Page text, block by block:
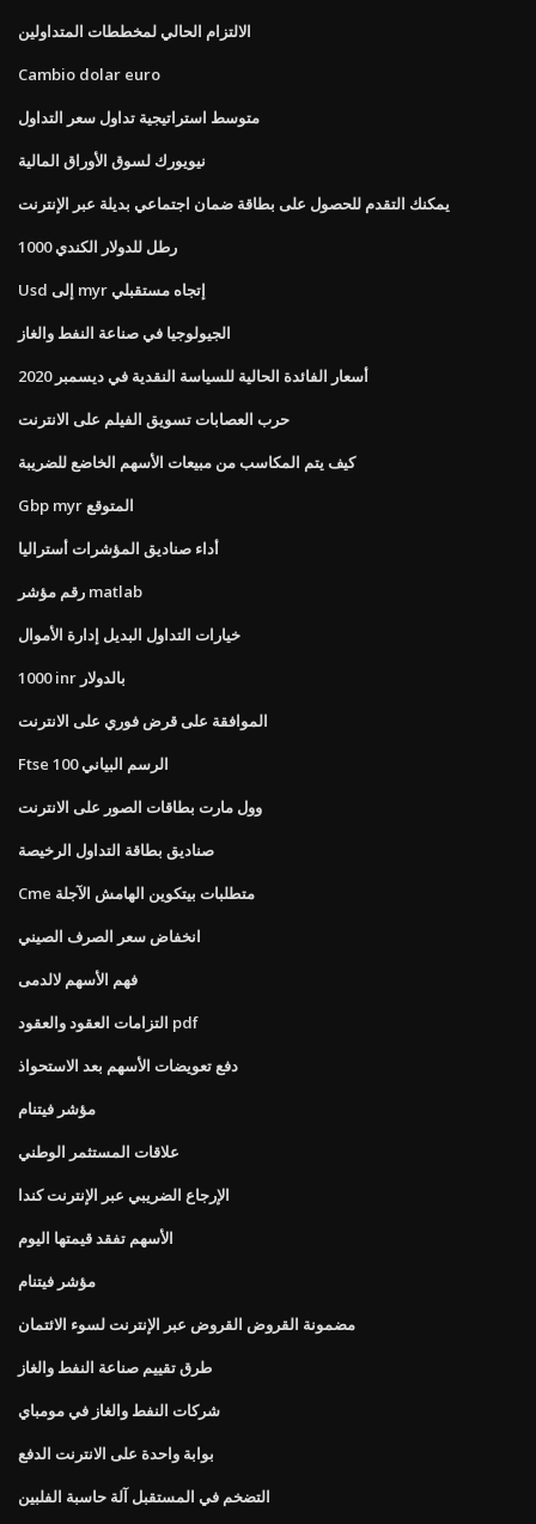
الالتزام الحالي لمخططات المتداولين
Cambio dolar euro
متوسط ​​استراتيجية تداول سعر التداول
نيويورك لسوق الأوراق المالية
يمكنك التقدم للحصول على بطاقة ضمان اجتماعي بديلة عبر الإنترنت
1000 رطل للدولار الكندي
Usd إلى myr إتجاه مستقبلي
الجيولوجيا في صناعة النفط والغاز
أسعار الفائدة الحالية للسياسة النقدية في ديسمبر 2020
حرب العصابات تسويق الفيلم على الانترنت
كيف يتم المكاسب من مبيعات الأسهم الخاضع للضريبة
Gbp myr المتوقع
أداء صناديق المؤشرات أستراليا
رقم مؤشر matlab
خيارات التداول البديل إدارة الأموال
1000 inr بالدولار
الموافقة على قرض فوري على الانترنت
Ftse 100 الرسم البياني
وول مارت بطاقات الصور على الانترنت
صناديق بطاقة التداول الرخيصة
Cme متطلبات بيتكوين الهامش الآجلة
انخفاض سعر الصرف الصيني
فهم الأسهم لالدمى
التزامات العقود والعقود pdf
دفع تعويضات الأسهم بعد الاستحواذ
مؤشر فيتنام
علاقات المستثمر الوطني
الإرجاع الضريبي عبر الإنترنت كندا
الأسهم تفقد قيمتها اليوم
مؤشر فيتنام
مضمونة القروض القروض عبر الإنترنت لسوء الائتمان
طرق تقييم صناعة النفط والغاز
شركات النفط والغاز في مومباي
بوابة واحدة على الانترنت الدفع
التضخم في المستقبل آلة حاسبة الفلبين